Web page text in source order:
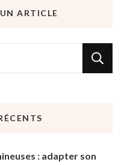
ARTICLE
: adapter son